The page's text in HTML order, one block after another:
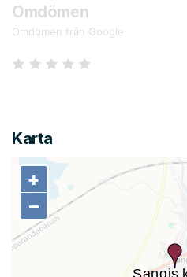
Omdömen
Omdömen från Google
Karta
+
−
+
−